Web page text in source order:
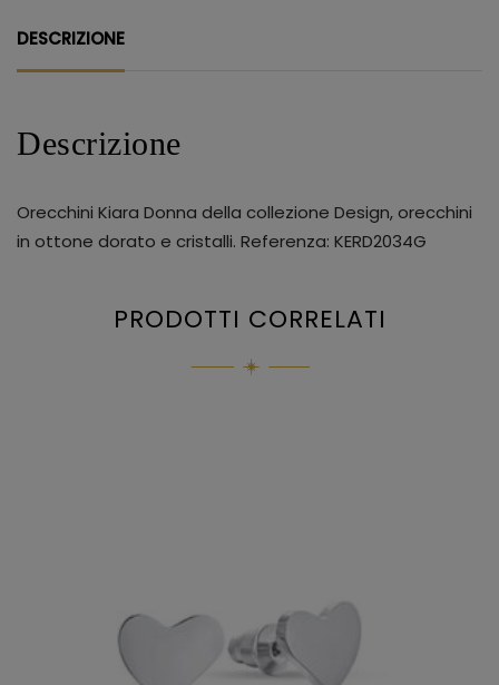
DESCRIZIONE
Descrizione
Orecchini Kiara Donna della collezione Design, orecchini
in ottone dorato e cristalli. Referenza: KERD2034G
PRODOTTI CORRELATI